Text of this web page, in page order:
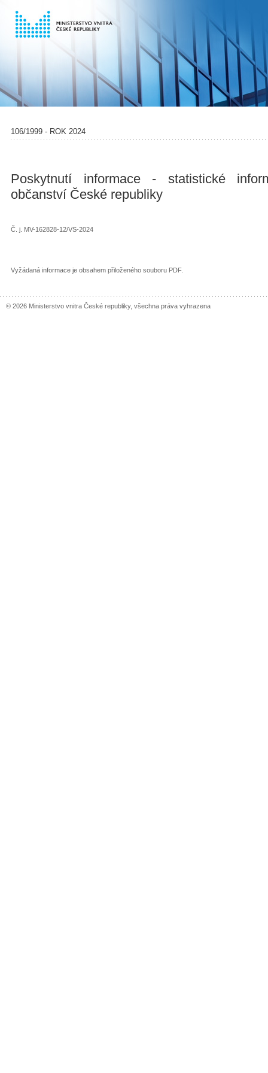
106/1999 - ROK 2024
Poskytnutí informace - statistické
občanství České republiky
Č. j. MV-162828-12/VS-2024
Vyžádaná informace je obsahem přiloženého souboru PDF.
© 2026 Ministerstvo vnitra České republiky, všechna práva vyhrazena